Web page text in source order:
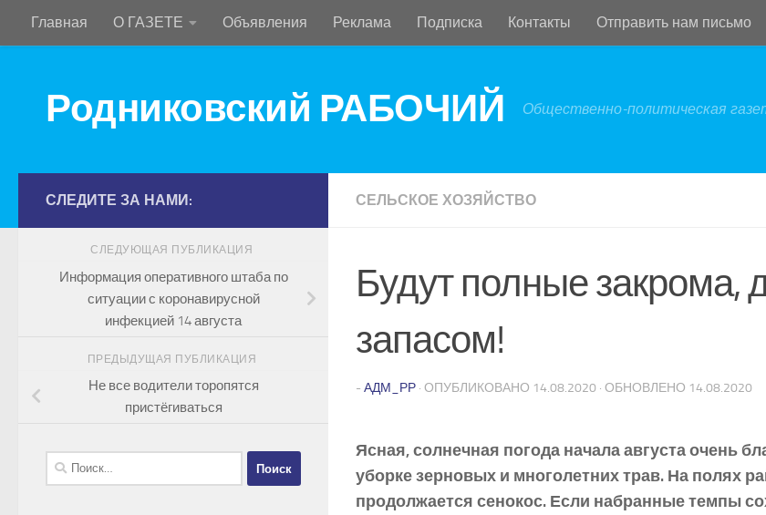
Перейти к содержимому
Главная О ГАЗЕТЕ Объявления Реклама Подписка Контакты Отправить нам письмо
Родниковский РАБОЧИЙ Общественно-политическая
СЕЛЬСКОЕ ХОЗЯЙСТВО
Будут полные закрома,
запасом!
- АДМ_РР · ОПУБЛИКОВАНО 14.08.2020 · ОБНОВЛЕНО 14.08.2020
Ясная, солнечная погода начала августа очень
уборке зерновых и многолетних трав. На полях
продолжается сенокос. Если набранные темпы
СЛЕДИТЕ ЗА НАМИ:
СЛЕДУЮЩАЯ ПУБЛИКАЦИЯ
Информация оперативного штаба по
ситуации с коронавирусной
инфекцией 14 августа
ПРЕДЫДУЩАЯ ПУБЛИКАЦИЯ
Не все водители торопятся
пристёгиваться
Найти: